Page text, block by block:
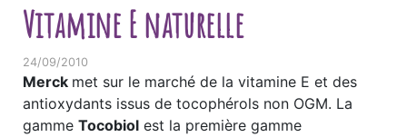
Vitamine E naturelle
24/09/2010
Merck met sur le marché de la vitamine E et des
antioxydants issus de tocophérols non OGM. La
gamme Tocobiol est la première gamme